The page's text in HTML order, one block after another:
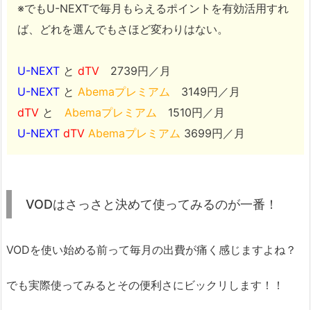
※でもU-NEXTで毎月もらえるポイントを有効活用すれ
ば、どれを選んでもさほど変わりはない。
U-NEXT と dTV 2739円／月
U-NEXT と Abemaプレミアム 3149円／月
dTV と Abemaプレミアム 1510円／月
U-NEXT dTV Abemaプレミアム 3699円／月
VODはさっさと決めて使ってみるのが一番！
VODを使い始める前って毎月の出費が痛く感じますよね？
でも実際使ってみるとその便利さにビックリします！！